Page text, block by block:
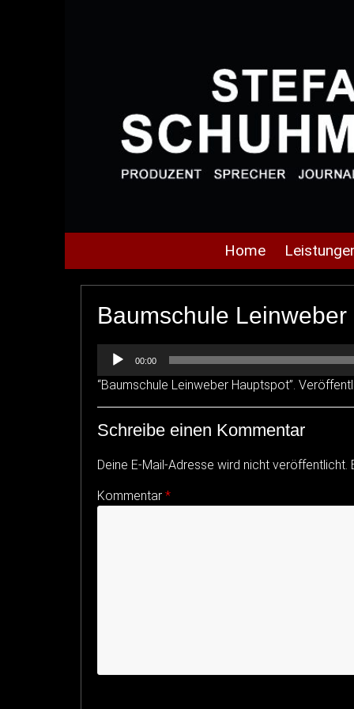
Home
Baumschule
Audio-
Player
00:00
“Baumschule Leinweber Hauptspot”.
Schreibe einen Kommentar
Deine E-Mail-Adresse wird nicht veröffentlicht.
Kommentar *